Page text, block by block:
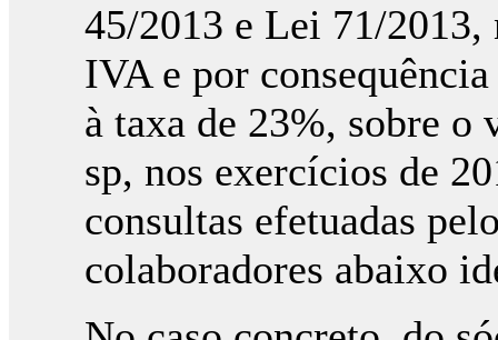
45/2013 e Lei 71/2013,
IVA e por
à taxa de 23%, sobre o
sp, nos exercícios de
consultas efetuadas
colaboradores abaixo